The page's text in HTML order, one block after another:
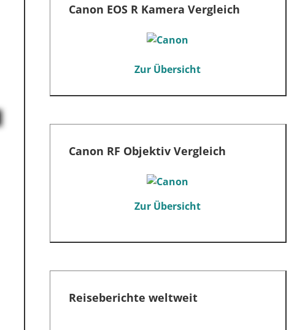
Canon EOS R Kamera Vergleich
Zur Übersicht
Canon RF Objektiv Vergleich
Zur Übersicht
Reiseberichte weltweit